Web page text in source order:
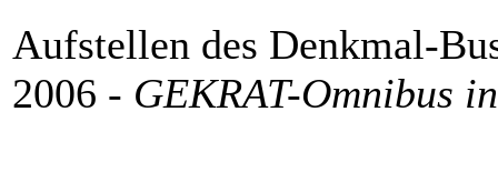
Aufstellen des Denkmal-
2006 - GEKRAT-Omnibus